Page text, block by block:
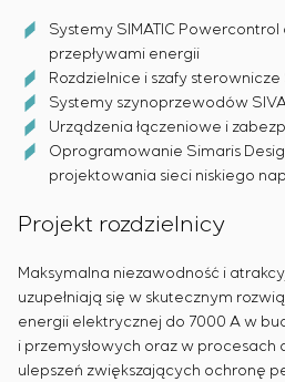
Systemy SIMATIC
przepływami energii
Rozdzielnice i szafy sterownicze
Systemy szynoprzewodów
Urządzenia łączeniowe i
Oprogramowanie Simaris
projektowania sieci niskiego
Projekt rozdzielnicy
Maksymalna niezawodność i
uzupełniają się w skutecznym
energii elektrycznej do 7000 A w
i przemysłowych oraz w procesach
ulepszeń zwiększających ochronę